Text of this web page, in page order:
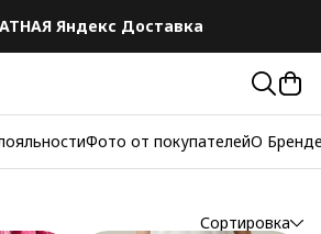
Яндекс Доставка
Фото от покупателейО
Сортировка